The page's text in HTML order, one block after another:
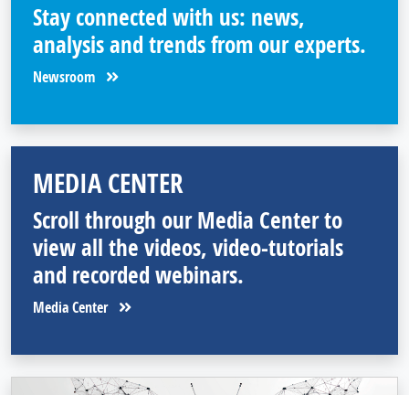
Stay connected with us: news,
analysis and trends from our experts.
Newsroom
MEDIA CENTER
Scroll through our Media Center to
view all the videos, video-tutorials
and recorded webinars.
Media Center